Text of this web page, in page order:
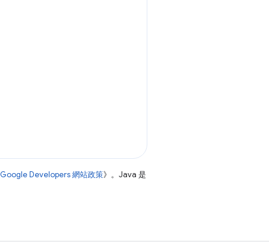
Google Developers 網站政策》。Java 是